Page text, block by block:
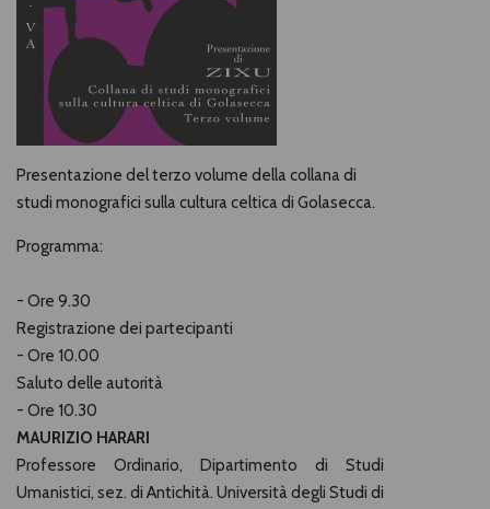
Presentazione del terzo volume della collana di
studi monografici sulla cultura celtica di Golasecca.
Programma:
- Ore 9.30
Registrazione dei partecipanti
- Ore 10.00
Saluto delle autorità
- Ore 10.30
MAURIZIO HARARI
Professore Ordinario, Dipartimento di Studi
Umanistici, sez. di Antichità. Università degli Studi di